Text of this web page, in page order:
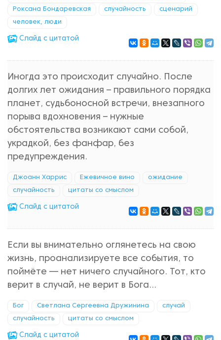
Роксана Бондаревская случайность сценарий
человек, люди
Cлайд с цитатой
Иногда это происходит случайно. После
долгих лет ожидания – правильного порядка
планет, судьбоносной встречи, внезапного
порыва вдохновения – нужные
обстоятельства возникают сами собой,
украдкой, без фанфар, без
предупреждения.
Джоанн Харрис Ежевичное вино ожидание
случайность цитаты со смыслом
Cлайд с цитатой
Если вы внимательно оглянетесь на свою
жизнь, проанализируете все события, то
поймёте — нет ничего случайного. Тот, кто
верит в случай, не верит в Бога...
Бог Светлана Сергеевна Дружинина случай
случайность цитаты со смыслом
Cлайд с цитатой